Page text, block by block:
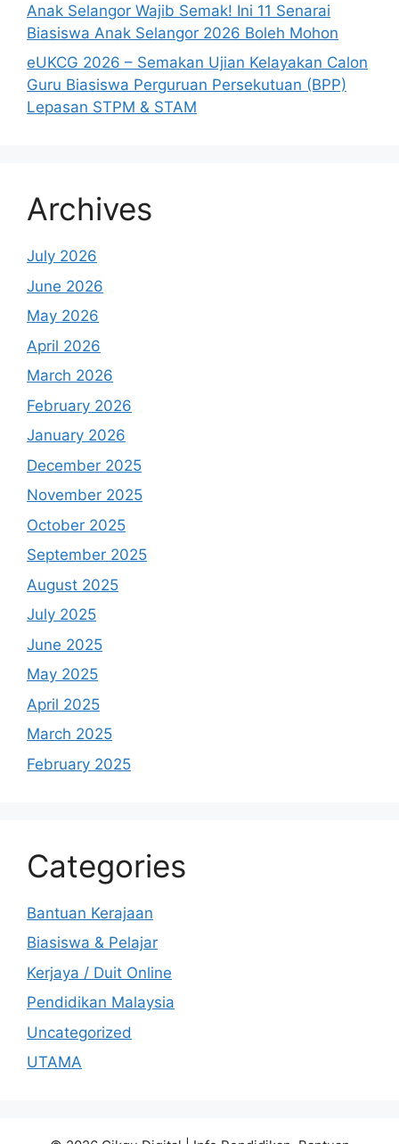
Anak Selangor Wajib Semak! Ini 11 Senarai
Biasiswa Anak Selangor 2026 Boleh Mohon
eUKCG 2026 – Semakan Ujian Kelayakan Calon
Guru Biasiswa Perguruan Persekutuan (BPP)
Lepasan STPM & STAM
Archives
July 2026
June 2026
May 2026
April 2026
March 2026
February 2026
January 2026
December 2025
November 2025
October 2025
September 2025
August 2025
July 2025
June 2025
May 2025
April 2025
March 2025
February 2025
Categories
Bantuan Kerajaan
Biasiswa & Pelajar
Kerjaya / Duit Online
Pendidikan Malaysia
Uncategorized
UTAMA